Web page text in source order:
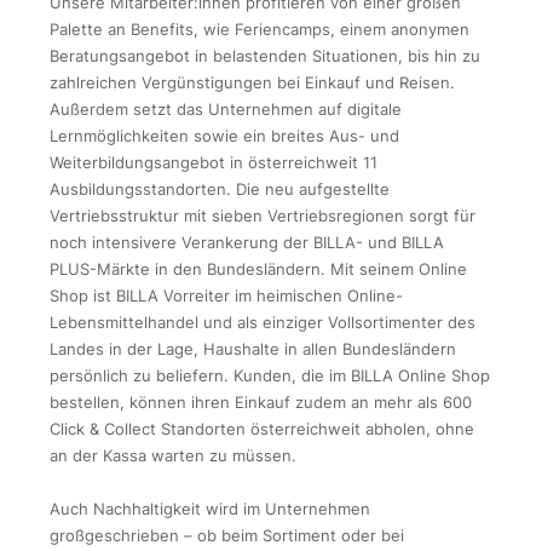
Palette an Benefits, wie Feriencamps, einem anonymen
Beratungsangebot in belastenden Situationen, bis hin zu
zahlreichen Vergünstigungen bei Einkauf und Reisen.
Außerdem setzt das Unternehmen auf digitale
Lernmöglichkeiten sowie ein breites Aus- und
Weiterbildungsangebot in österreichweit 11
Ausbildungsstandorten. Die neu aufgestellte
Vertriebsstruktur mit sieben Vertriebsregionen sorgt für
noch intensivere Verankerung der BILLA- und BILLA
PLUS-Märkte in den Bundesländern. Mit seinem Online
Shop ist BILLA Vorreiter im heimischen Online-
Lebensmittelhandel und als einziger Vollsortimenter des
Landes in der Lage, Haushalte in allen Bundesländern
persönlich zu beliefern. Kunden, die im BILLA Online Shop
bestellen, können ihren Einkauf zudem an mehr als 600
Click & Collect Standorten österreichweit abholen, ohne
an der Kassa warten zu müssen.
Auch Nachhaltigkeit wird im Unternehmen
großgeschrieben – ob beim Sortiment oder bei